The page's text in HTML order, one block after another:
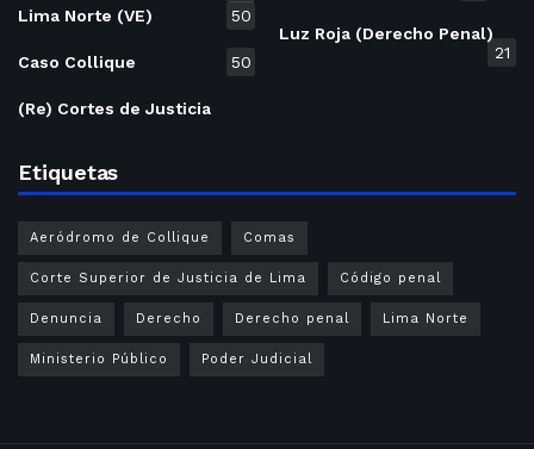
Lima Norte (VE)
50
Caso Collique 50
(Re) Cortes de Justicia
Luz Roja (Derecho Penal)
21
Etiquetas
Aeródromo de Collique Comas
Corte Superior de Justicia de Lima Código penal
Denuncia Derecho Derecho penal Lima Norte
Ministerio Público Poder Judicial